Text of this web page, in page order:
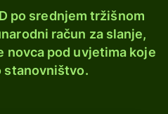
po srednjem tržišnom
račun za slanje,
novca pod uvjetima koje
stanovništvo.